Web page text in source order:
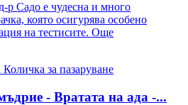
р Садо е чудесна и много
която осигурява особено
на тестисите. Още
Количка за пазаруване
- Вратата на ада -...